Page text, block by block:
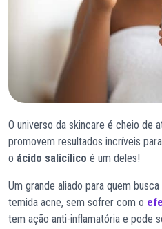
O universo da skincare é cheio de
promovem resultados incríveis
o ácido salicílico é um deles!
Um grande aliado para quem
temida acne, sem sofrer com o
tem ação anti-inflamatória e pode